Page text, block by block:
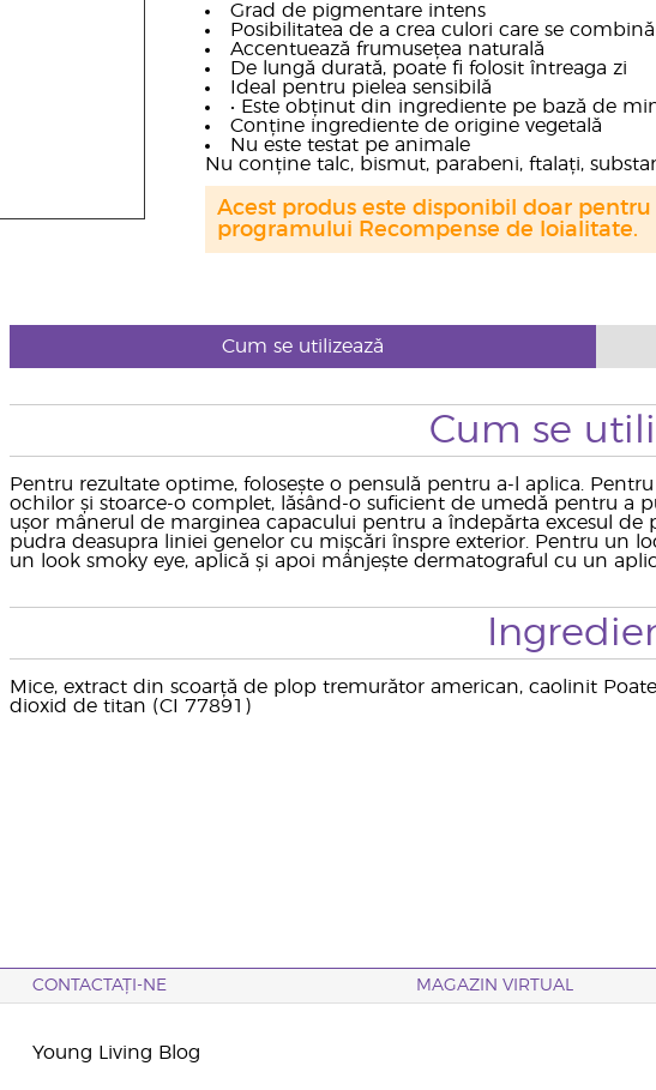
Grad de pigmentare intens
Posibilitatea de a crea culori care se
Accentuează frumusețea naturală
De lungă durată, poate fi folosit întreaga zi
Ideal pentru pielea sensibilă
• Este obținut din ingrediente pe bază de
Conține ingrediente de origine vegetală
Nu este testat pe animale
Nu conține talc, bismut, parabeni, ftalați,
Acest produs este disponibil doar
programului Recompense de loialitate.
Cum se utilizează
Cum se
Pentru rezultate optime, folosește o pensulă pentru a-l aplica.
ochilor și stoarce-o complet, lăsând-o suficient de umedă pentru a
ușor mânerul de marginea capacului pentru a îndepărta excesul
pudra deasupra liniei genelor cu mișcări înspre exterior. Pentru un
un look smoky eye, aplică și apoi mânjește dermatograful cu un
Mice, extract din scoarță de plop tremurător american, caolinit
dioxid de titan (CI 77891)
CONTACTAȚI-NE MAGAZIN VIRTUAL
Young Living Blog